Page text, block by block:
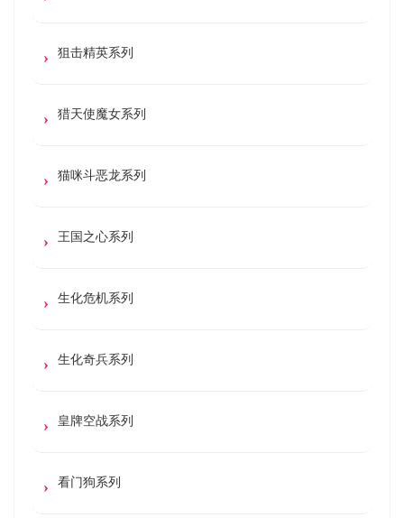
狙击精英系列
猎天使魔女系列
猫咪斗恶龙系列
王国之心系列
生化危机系列
生化奇兵系列
皇牌空战系列
看门狗系列